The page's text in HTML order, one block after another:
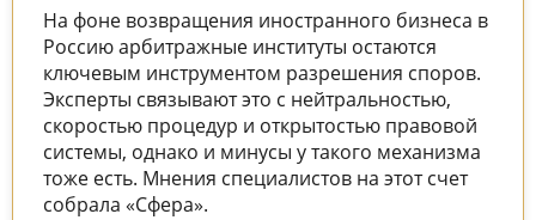
На фоне возвращения иностранного бизнеса в
Россию арбитражные институты остаются
ключевым инструментом разрешения споров.
Эксперты связывают это с нейтральностью,
скоростью процедур и открытостью правовой
системы, однако и минусы у такого механизма
тоже есть. Мнения специалистов на этот счет
собрала «Сфера».